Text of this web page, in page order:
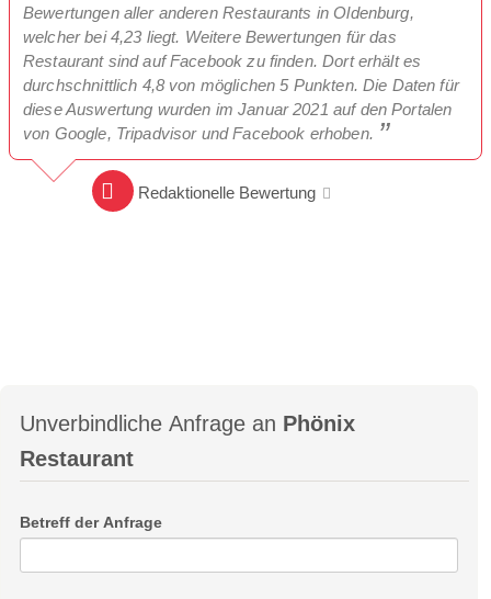
Bewertungen aller anderen Restaurants in Oldenburg,
welcher bei 4,23 liegt. Weitere Bewertungen für das
Restaurant sind auf Facebook zu finden. Dort erhält es
durchschnittlich 4,8 von möglichen 5 Punkten. Die Daten für
diese Auswertung wurden im Januar 2021 auf den Portalen
von Google, Tripadvisor und Facebook erhoben.
Redaktionelle Bewertung
Unverbindliche Anfrage an Phönix
Restaurant
Betreff der Anfrage